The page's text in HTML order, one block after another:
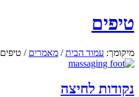
טיפים
מיקומך: עמוד הבית / מאמרים / טיפים
נקודות לחיצה